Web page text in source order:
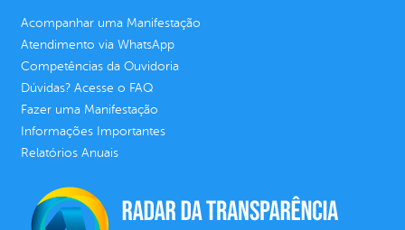
Acompanhar uma Manifestação
Atendimento via WhatsApp
Competências da Ouvidoria
Dúvidas? Acesse o FAQ
Fazer uma Manifestação
Informações Importantes
Relatórios Anuais